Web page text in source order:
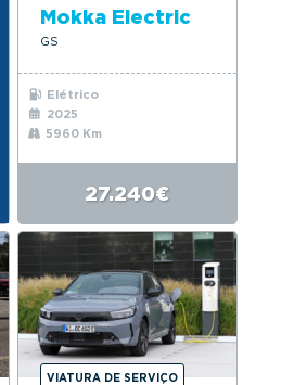
Mokka Electric
GS
Elétrico
2025
5960 Km
27.240€
VIATURA DE SERVIÇO